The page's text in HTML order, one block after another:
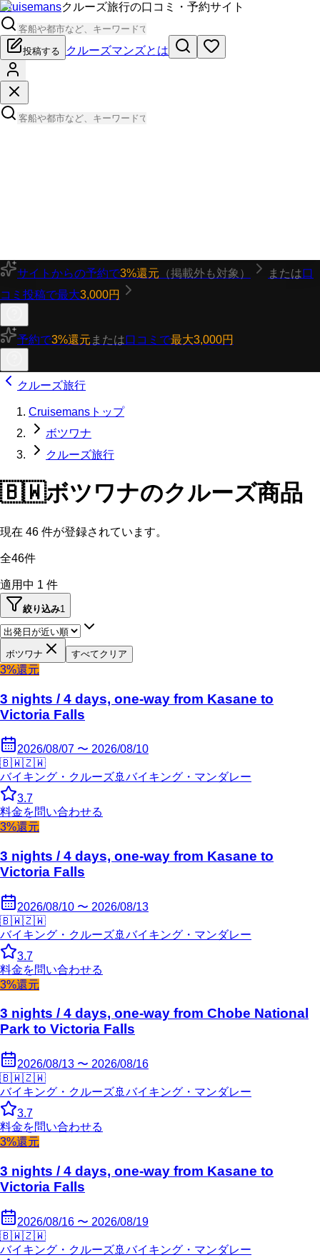
Cruisemansクルーズ旅行の口コミ・予約サイト
投稿する クルーズマンズとは
サイトからの予約で3%還元 （掲載外も対象） または口
コミ投稿で最大3,000円
予約で3%還元 または口コミで最大3,000円
クルーズ旅行
Cruisemansトップ
ボツワナ
クルーズ旅行
🇧🇼ボツワナのクルーズ商品
現在 46 件が登録されています。
全46件
適用中 1 件
絞り込み1
ボツワナ すべてクリア
3%還元
3 nights / 4 days, one-way from Kasane to
Victoria Falls
2026/08/07 〜 2026/08/10
🇧🇼🇿🇼
バイキング・クルーズ🚢 バイキング・マンダレー
3.7
料金を問い合わせる
3%還元
3 nights / 4 days, one-way from Kasane to
Victoria Falls
2026/08/10 〜 2026/08/13
🇧🇼🇿🇼
バイキング・クルーズ🚢 バイキング・マンダレー
3.7
料金を問い合わせる
3%還元
3 nights / 4 days, one-way from Chobe National
Park to Victoria Falls
2026/08/13 〜 2026/08/16
🇧🇼🇿🇼
バイキング・クルーズ🚢 バイキング・マンダレー
3.7
料金を問い合わせる
3%還元
3 nights / 4 days, one-way from Kasane to
Victoria Falls
2026/08/16 〜 2026/08/19
🇧🇼🇿🇼
バイキング・クルーズ🚢 バイキング・マンダレー